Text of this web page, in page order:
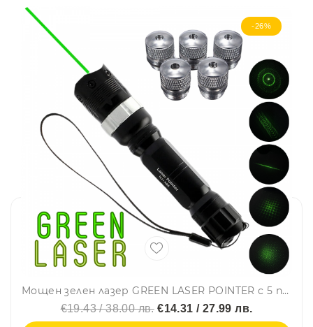
-26%
Мощен зелен лазер GREEN LASER POINTER с 5 приставки - пойнтер 200mW с проекция до 10000 метра, zoom
€19.43 / 38.00 лв.€14.31 / 27.99 лв.